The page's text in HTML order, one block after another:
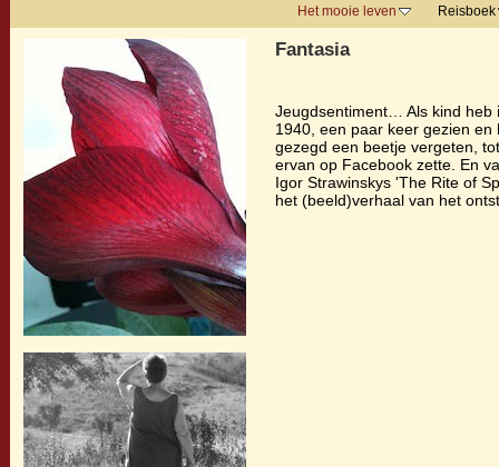
Het mooie leven
Reisboek
Fantasia
Jeugdsentiment… Als kind heb
1940, een paar keer gezien
gezegd een beetje vergeten,
ervan op Facebook zette. En
Igor Strawinskys 'The Rite of
het (beeld)verhaal van het